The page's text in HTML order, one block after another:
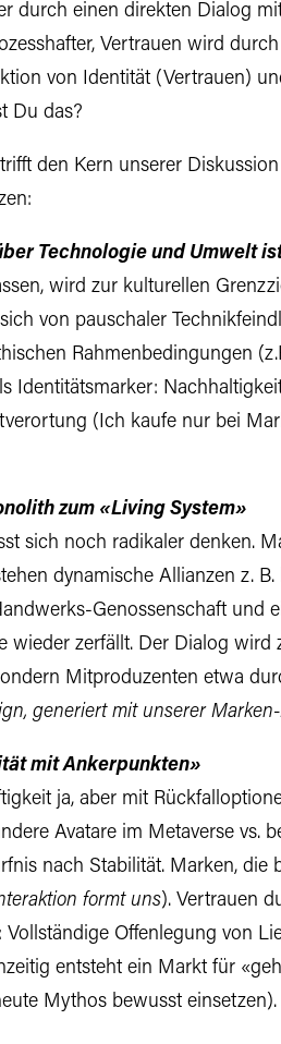
durch einen direkten Dialog
Vertrauen wird
von Identität (Vertrauen)
Du das?
den Kern unserer
Technologie und Umwelt
wird zur kulturellen
von pauschaler
Rahmenbedingungen
Identitätsmarker:
(Ich kaufe nur bei
zum «Living System»
sich noch radikaler denken.
dynamische Allianzen z.
Genossenschaft und
wieder zerfällt. Der Dialog wird
Mitproduzenten etwa
generiert mit unserer
mit Ankerpunkten»
ja, aber mit
Avatare im Metaverse vs.
nach Stabilität. Marken, die
formt uns). Vertrauen
Vollständige Offenlegung von
entsteht ein Markt für
Mythos bewusst einsetzen).